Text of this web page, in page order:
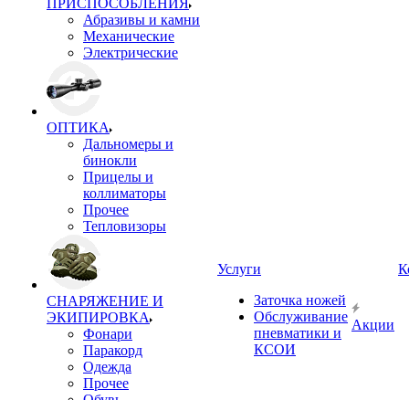
ПРИСПОСОБЛЕНИЯ
Абразивы и камни
Механические
Электрические
ОПТИКА
Дальномеры и
бинокли
Прицелы и
коллиматоры
Прочее
Тепловизоры
СНАРЯЖЕНИЕ И
ЭКИПИРОВКА
Фонари
Паракорд
Одежда
Прочее
Услуги
Заточка ножей
Обслуживание
пневматики и
КСОИ
Акции